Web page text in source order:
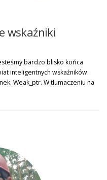
wskaźniki
bardzo blisko końca
inteligentnych wskaźników.
Weak_ptr. W tłumaczeniu na